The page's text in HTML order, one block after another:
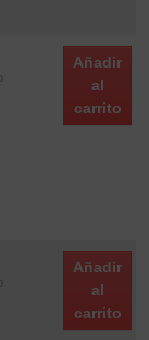
Añadir
al
carrito
Añadir
al
carrito